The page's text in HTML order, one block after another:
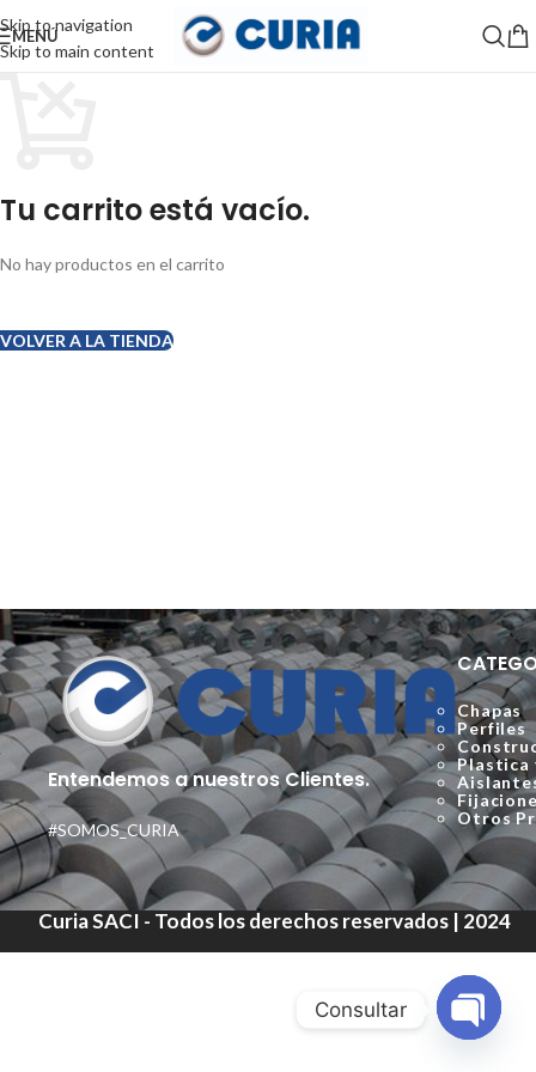
Skip to navigation
Skip to main content
MENÚ
Tu carrito está vacío.
No hay productos en el carrito
VOLVER A LA TIENDA
Entendemos a nuestros Clientes.
#SOMOS_CURIA
Chapas
Perfiles
Plastica
Otros
Curia SACI - Todos los derechos reservados | 2024
Consultar
Open